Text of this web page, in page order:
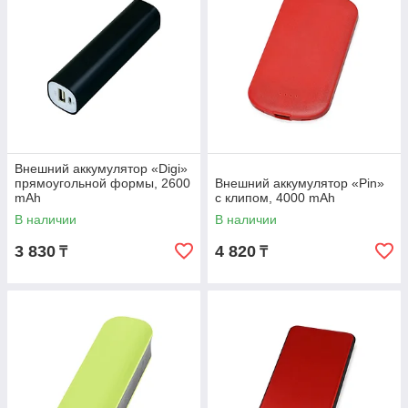
Внешний аккумулятор «Digi»
прямоугольной формы, 2600
mAh
В наличии
3 830 ₸
Внешний аккумулятор «Pin»
с клипом, 4000 mAh
В наличии
4 820 ₸